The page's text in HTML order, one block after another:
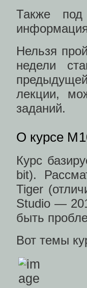
Также
Нельзя
недели
лекции,
заданий.
О курсе
Курс
bit).
Tiger
Studio —
быть
Вот темы